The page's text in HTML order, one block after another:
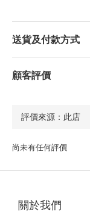
送貨及付款方式
顧客評價
尚未有任何評價
關於我們